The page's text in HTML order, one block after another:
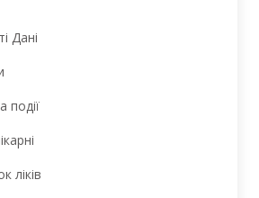
Дані
події
ліків